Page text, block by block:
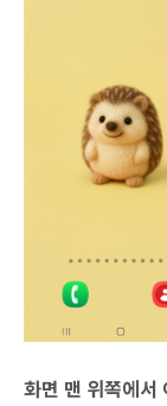
화면 맨 위쪽에서